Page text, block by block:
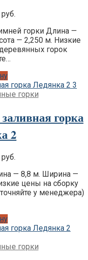
руб.
горки Длина —
— 2,250 м. Низкие
горок
горки
горка
2
руб.
— 8,8 м. Ширина —
цены на сборку
у менеджера)
горки